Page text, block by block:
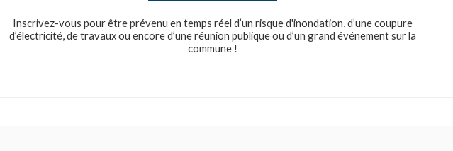
Inscrivez-vous pour être prévenu en temps réel d’un risque d'inondation, d’une coupure
d’électricité, de travaux ou encore d’une réunion publique ou d’un grand événement sur la
commune !